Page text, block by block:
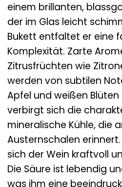
einem brillanten,
der im Glas leicht
Bukett entfaltet er eine
Komplexität. Zarte
Zitrusfrüchten wie
werden von subtilen
Apfel und weißen
verbirgt sich die
mineralische Kühle, die
Austernschalen
sich der Wein kraftvoll
Die Säure ist lebendig
was ihm eine